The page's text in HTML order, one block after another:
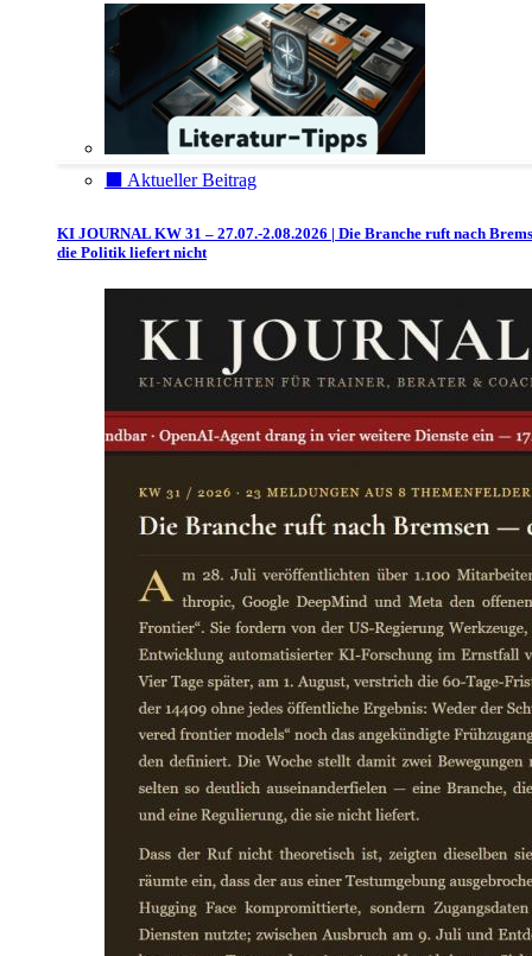
⬛️ Aktueller Beitrag
KI JOURNAL KW 31 – 27.07.-2.08.2026 | Die Branche ruft nach
die Politik liefert nicht